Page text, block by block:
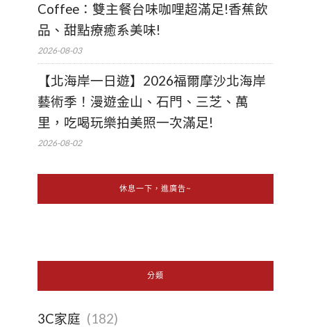
Coffee：雙主餐台味咖哩超滿足!香蕉飲
品、甜點療癒系美味!
2026-08-03
【北海岸一日遊】2026福爾摩沙北海岸
藝術季！漫遊金山、石門、三芝、萬
里，吃喝玩樂拍美照一次滿足!
2026-08-02
休息一下，進廣告~
分類
3C家庭 (182)